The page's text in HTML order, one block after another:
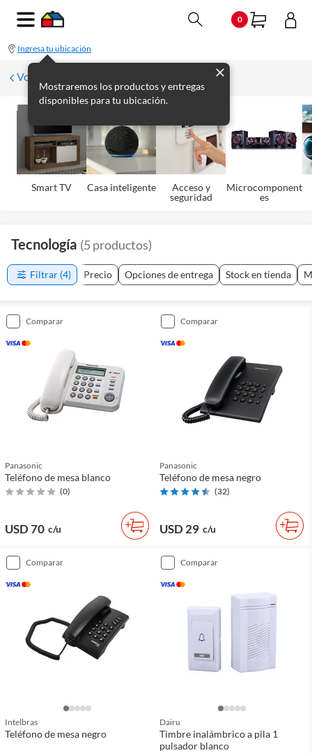
0
Ingresa tu ubicación
Mostraremos los productos y entregas
disponibles para tu ubicación.
Volver
Smart TV Casa inteligente
Acceso y
seguridad
Microcomponent
es
Tecnología (5productos)
Filtrar (4) Precio Opciones de entrega Stock en tienda
comparar
Panasonic
Teléfono de mesa blanco
(0)
USD 70 c/u
comparar
Panasonic
Teléfono de mesa negro
(32)
USD 29 c/u
comparar
Intelbras
Teléfono de mesa negro
comparar
Dairu
Timbre inalámbrico a pila 1
pulsador blanco